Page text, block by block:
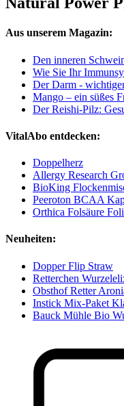
Aus unserem Magazin:
Den inneren
Wie Sie Ihr
Der Darm -
Mango – ein süßes
Der Reishi-Pilz:
VitalAbo entdecken:
Doppelherz
Allergy Research
BioKing
Peeroton BCAA
Orthica Folsäure
Neuheiten:
Dopper Flip Straw
Retterchen
Obsthof Retter
Instick Mix-Paket
Bauck Mühle Bio